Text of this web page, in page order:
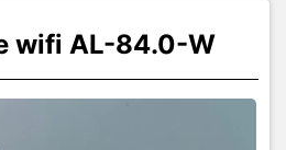
wifi AL-84.0-W
nghiệp